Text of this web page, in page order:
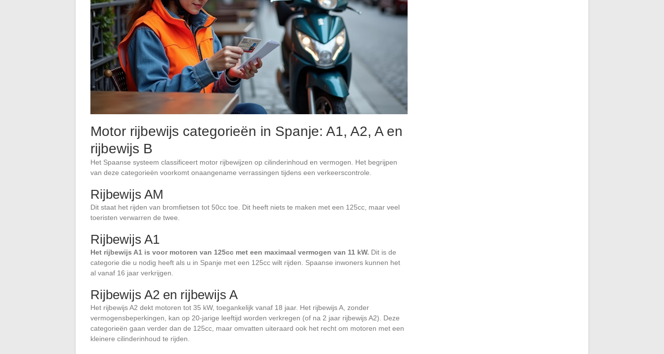
Motor rijbewijs categorieën in Spanje: A1, A2, A en
rijbewijs B
Het Spaanse systeem classificeert motor rijbewijzen op cilinderinhoud en vermogen. Het begrijpen
van deze categorieën voorkomt onaangename verrassingen tijdens een verkeerscontrole.
Rijbewijs AM
Dit staat het rijden van bromfietsen tot 50cc toe. Dit heeft niets te maken met een 125cc, maar veel
toeristen verwarren de twee.
Rijbewijs A1
Het rijbewijs A1 is voor motoren van 125cc met een maximaal vermogen van 11 kW. Dit is de
categorie die u nodig heeft als u in Spanje met een 125cc wilt rijden. Spaanse inwoners kunnen het
al vanaf 16 jaar verkrijgen.
Rijbewijs A2 en rijbewijs A
Het rijbewijs A2 dekt motoren tot 35 kW, toegankelijk vanaf 18 jaar. Het rijbewijs A, zonder
vermogensbeperkingen, kan op 20-jarige leeftijd worden verkregen (of na 2 jaar rijbewijs A2). Deze
categorieën gaan verder dan de 125cc, maar omvatten uiteraard ook het recht om motoren met een
kleinere cilinderinhoud te rijden.